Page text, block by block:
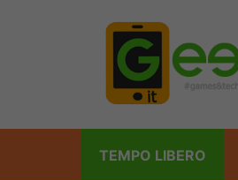
TEMPO LIBERO